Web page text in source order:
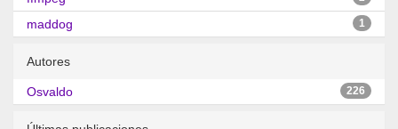
maddog 1
Autores
Osvaldo 226